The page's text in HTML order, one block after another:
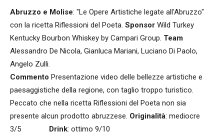
Abruzzo e Molise: "Le Opere Artistiche legate all'Abruzzo"
con la ricetta Riflessioni del Poeta. Sponsor Wild Turkey
Kentucky Bourbon Whiskey by Campari Group. Team
Alessandro De Nicola, Gianluca Mariani, Luciano Di Paolo,
Angelo Zulli.
Commento Presentazione video delle bellezze artistiche e
paesaggistiche della regione, con taglio troppo turistico.
Peccato che nella ricetta Riflessioni del Poeta non sia
presente alcun prodotto abruzzese. Originalità: mediocre
3/5 Drink: ottimo 9/10